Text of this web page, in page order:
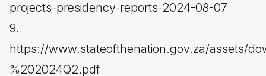
projects-presidency-reports-2024-08-07
9.
https://www.stateofthenation.gov.za/assets/
%202024Q2.pdf